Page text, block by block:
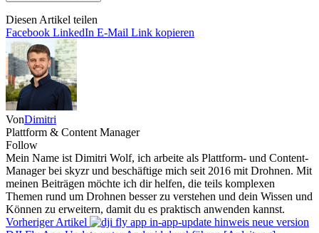
Diesen Artikel teilen
Facebook LinkedIn E-Mail Link kopieren
VonDimitri
Plattform & Content Manager
Follow
Mein Name ist Dimitri Wolf, ich arbeite als Plattform- und Content-
Manager bei skyzr und beschäftige mich seit 2016 mit Drohnen. Mit
meinen Beiträgen möchte ich dir helfen, die teils komplexen
Themen rund um Drohnen besser zu verstehen und dein Wissen und
Können zu erweitern, damit du es praktisch anwenden kannst.
Vorheriger Artikel